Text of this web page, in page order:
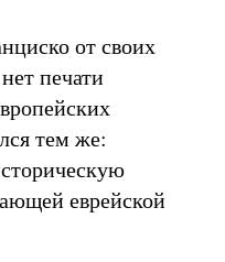
от своих
печати
тем же:
еврейской